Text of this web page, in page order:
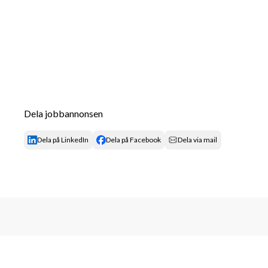
Dela jobbannonsen
Dela på LinkedIn Dela på Facebook Dela via mail